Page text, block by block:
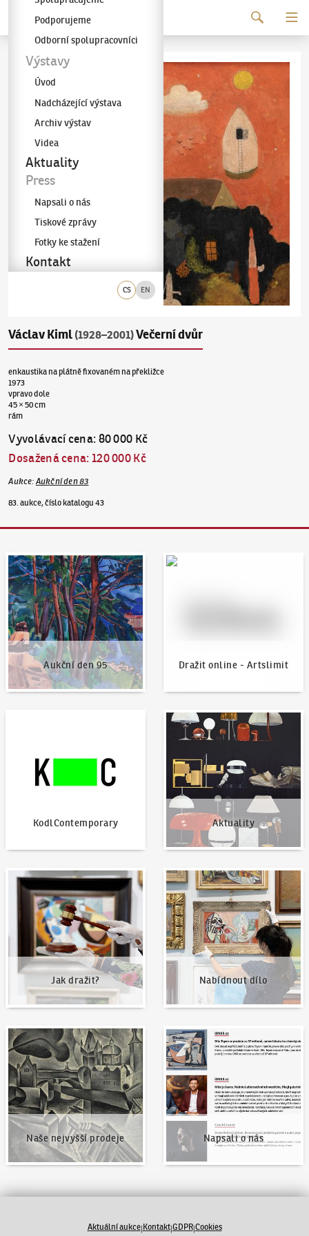
Galerie KODL
CS EN
Podporujeme
Odborní spolupracovníci
Výstavy
Úvod
Nadcházející výstava
Archiv výstav
Videa
Aktuality
Press
Napsali o nás
Tiskové zprávy
Fotky ke stažení
Kontakt
Václav Kiml (1928–2001)Večerní dvůr
enkaustika na plátně fixovaném na překližce
1973
vpravo dole
45 × 50 cm
rám
Vyvolávací cena:80 000 Kč
Dosažená cena: 120 000 Kč
Aukce: Aukční den 83
83. aukce, číslo katalogu 43
Aukční den 95
Aukční den 95
Dražit online - Artslimit
Dražit online - Artslimit
KodlContemporary Aktuality
Aktuality
Jak dražit?
Jak dražit?
Nabídnout dílo
Nabídnout dílo
Naše nejvyšší prodeje
Naše nejvyšší prodeje
Napsali o nás
Napsali o nás
Aktuální aukce|Kontakt|GDPR|Cookies